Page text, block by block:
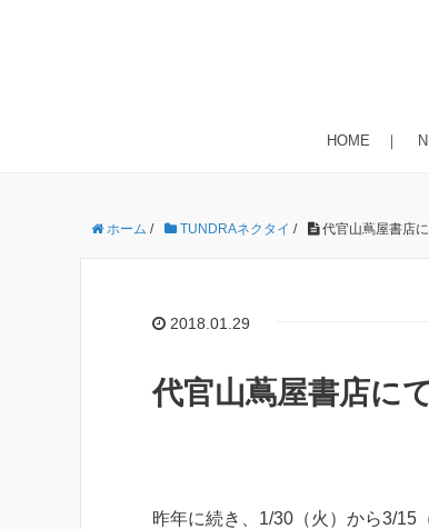
HOME ｜
ホーム / TUNDRAネクタイ / 代官山蔦屋書店
2018.01.29
代官山蔦屋書店に
昨年に続き、1/30（火）から3/15